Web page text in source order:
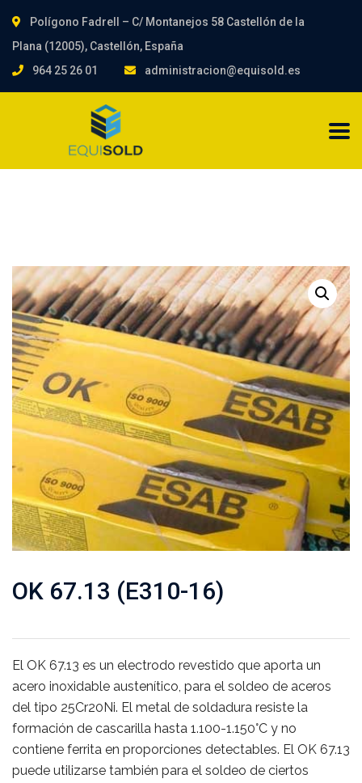
Polígono Fadrell – C/ Montanejos 58 Castellón de la
Plana (12005), Castellón, España
964 25 26 01
administracion@equisold.es
OK 67.13 (E310-16)
El OK 67.13 es un electrodo revestido que aporta un
acero inoxidable austenítico, para el soldeo de aceros
del tipo 25Cr20Ni. El metal de soldadura resiste la
formación de cascarilla hasta 1.100-1.150°C y no
contiene ferrita en proporciones detectables. El OK 67.13
puede utilizarse también para el soldeo de ciertos